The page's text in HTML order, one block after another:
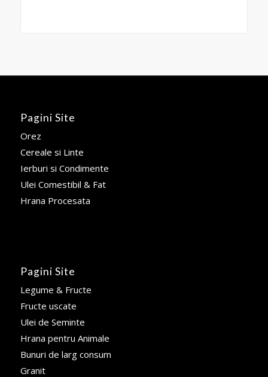
Pagini Site
Orez
Cereale si Linte
Ierburi si Condimente
Ulei Comestibil & Fat
Hrana Procesata
Pagini Site
Legume & Fructe
Fructe uscate
Ulei de Seminte
Hrana pentru Animale
Bunuri de larg consum
Granit